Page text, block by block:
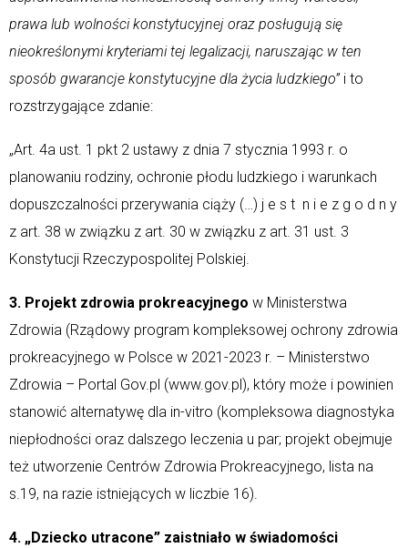
prawa lub wolności konstytucyjnej oraz posługują się
nieokreślonymi kryteriami tej legalizacji, naruszając w ten
sposób gwarancje konstytucyjne dla życia ludzkiego” i to
rozstrzygające zdanie:
„Art. 4a ust. 1 pkt 2 ustawy z dnia 7 stycznia 1993 r. o
planowaniu rodziny, ochronie płodu ludzkiego i warunkach
dopuszczalności przerywania ciąży (…) j e s t n i e z g o d n y
z art. 38 w związku z art. 30 w związku z art. 31 ust. 3
Konstytucji Rzeczypospolitej Polskiej.
3. Projekt zdrowia prokreacyjnego w Ministerstwa
Zdrowia (Rządowy program kompleksowej ochrony zdrowia
prokreacyjnego w Polsce w 2021-2023 r. – Ministerstwo
Zdrowia – Portal Gov.pl (www.gov.pl), który może i powinien
stanowić alternatywę dla in-vitro (kompleksowa diagnostyka
niepłodności oraz dalszego leczenia u par; projekt obejmuje
też utworzenie Centrów Zdrowia Prokreacyjnego, lista na
s.19, na razie istniejących w liczbie 16).
4. „Dziecko utracone” zaistniało w świadomości